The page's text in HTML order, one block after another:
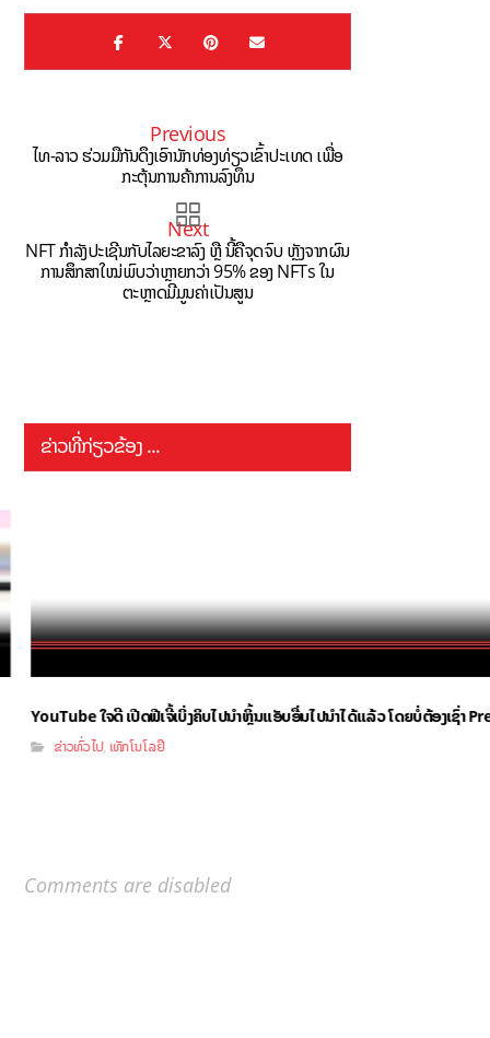
Previous
ໄທ-ລາວ ຮ່ວມມືກັນດຶງເອົານັກທ່ອງທ່ຽວເຂົ້າປະເທດ ເພື່ອ
ກະຕຸ້ນການຄ້າການລົງທຶນ
Next
NFT ກຳລັງປະເຊີນກັບໄລຍະຂາລົງ ຫຼື ນີ້ຄືຈຸດຈົບ ຫຼັງຈາກຜົນ
ການສຶກສາໃໝ່ພົບວ່າຫຼາຍກວ່າ 95% ຂອງ NFTs ໃນ
ຕະຫຼາດມີມູນຄ່າເປັນສູນ
ຂ່າວທີ່ກ່ຽວຂ້ອງ ...
YouTube ໃຈດີ ເປີດຟີເຈີ້ເບິ່ງຄິບໄປນຳຫຼິ້ນແອັບອື່ນໄປນຳໄດ້ແລ້ວ ໂດຍບໍ່ຕ້ອງເຊົ່າ
ຂ່າວທົ່ວໄປ, ເທັກໂນໂລຢີ
Comments are disabled